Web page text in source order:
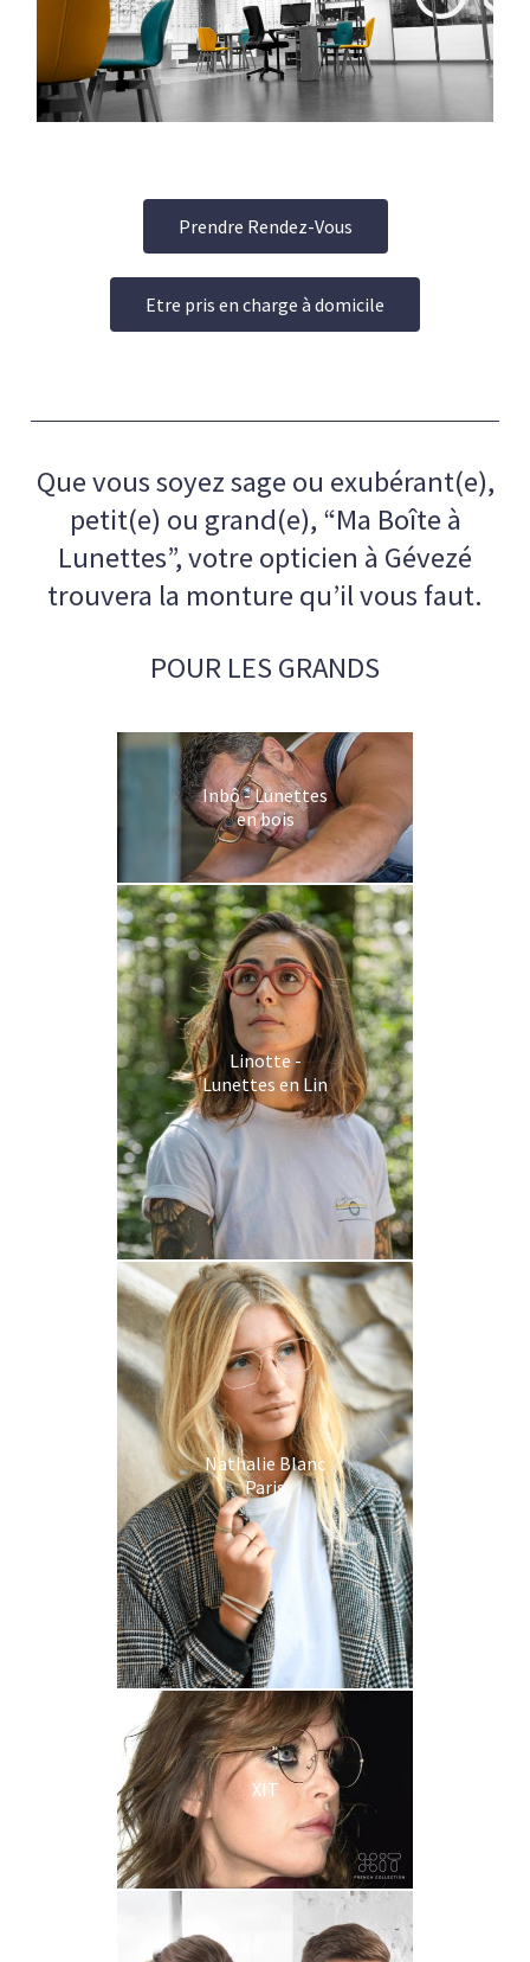
Prendre Rendez-Vous
Etre pris en charge à domicile
Que vous soyez sage ou exubérant(e),
petit(e) ou grand(e), “Ma Boîte à
Lunettes”, votre opticien à Gévezé
trouvera la monture qu’il vous faut.
POUR LES GRANDS
Inbô - Lunettes
en bois
Linotte -
Lunettes en Lin
Nathalie Blanc
Paris
XIT